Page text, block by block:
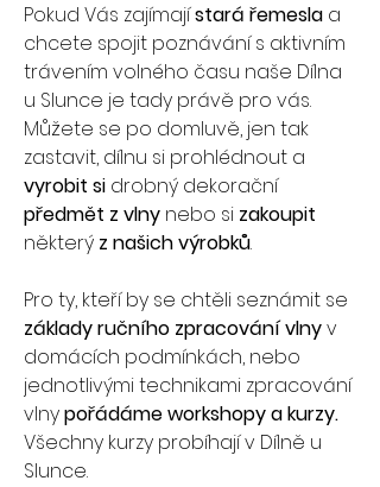
Pokud Vás zajímají stará řemesla a
chcete spojit poznávání s aktivním
trávením volného času naše Dílna
u Slunce je tady právě pro vás.
Můžete se po domluvě, jen tak
zastavit, dílnu si prohlédnout a
vyrobit si drobný dekorační
předmět z vlny nebo si zakoupit
některý z našich výrobků.
Pro ty, kteří by se chtěli seznámit se
základy ručního zpracování vlny v
domácích podmínkách, nebo
jednotlivými technikami zpracování
vlny pořádáme workshopy a kurzy.
Všechny kurzy probíhají v Dílně u
Slunce.